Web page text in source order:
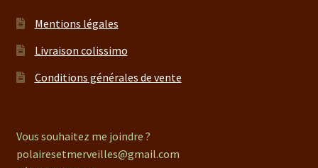
Mentions légales
Livraison colissimo
Conditions générales de vente
Vous souhaitez me joindre ?
polairesetmerveilles@gmail.com